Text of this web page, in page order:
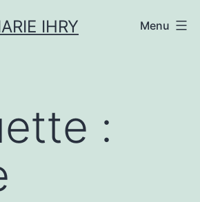
IHRY Menu
: